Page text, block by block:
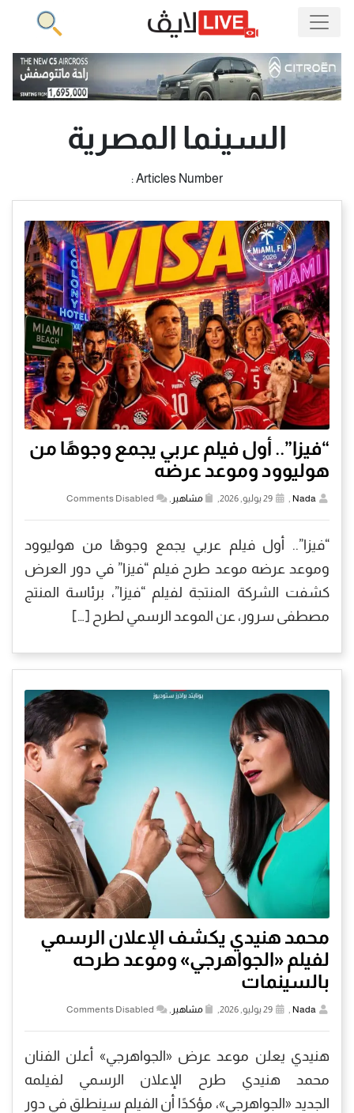
السينما المصرية
Articles Number :
“فيزا”.. أول فيلم عربي يجمع وجوهًا من
هوليوود وموعد عرضه
Nada مشاهير Comments Disabled
“فيزا”.. أول فيلم عربي يجمع وجوهًا من هوليوود
وموعد عرضه موعد طرح فيلم “فيزا” في دور العرض
كشفت الشركة المنتجة لفيلم “فيزا”، برئاسة المنتج
مصطفى سرور، عن الموعد الرسمي لطرح […]
محمد هنيدي يكشف الإعلان الرسمي
لفيلم «الجواهرجي» وموعد طرحه
بالسينمات
Nada
, مشاهير ,
Comments Disabled
هنيدي يعلن موعد عرض «الجواهرجي» أعلن الفنان
محمد هنيدي طرح الإعلان الرسمي لفيلمه
الجديد «الجواهرجي»، مؤكدًا أن الفيلم سينطلق في دور